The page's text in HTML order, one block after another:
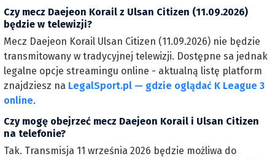
Czy mecz Daejeon Korail z Ulsan Citizen (11.09.2026)
będzie w telewizji?
Mecz Daejeon Korail Ulsan Citizen (11.09.2026) nie będzie
transmitowany w tradycyjnej telewizji. Dostępne sa jednak
legalne opcje streamingu online - aktualną listę platform
znajdziesz na LegalSport.pl — gdzie oglądać K League 3
online.
Czy mogę obejrzeć mecz Daejeon Korail i Ulsan Citizen
na telefonie?
Tak. Transmisja 11 września 2026 będzie możliwa do